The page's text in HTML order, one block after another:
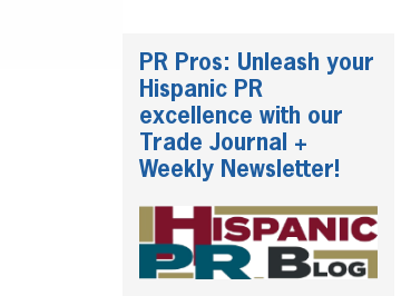
PR Pros: Unleash your
Hispanic PR
excellence with our
Trade Journal +
Weekly Newsletter!